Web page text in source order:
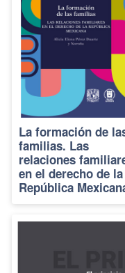
La formación de
familias. Las
relaciones
en el derecho de la
República